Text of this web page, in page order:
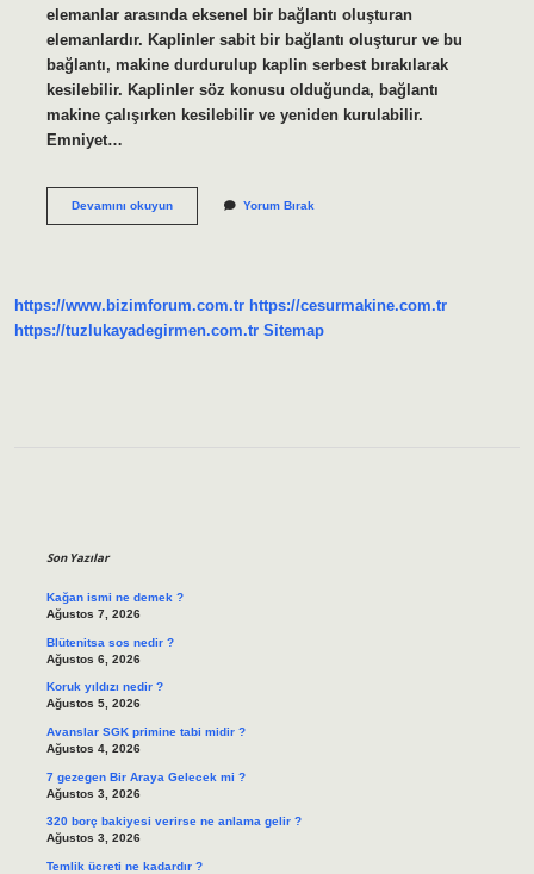
elemanlar arasında eksenel bir bağlantı oluşturan
elemanlardır. Kaplinler sabit bir bağlantı oluşturur ve bu
bağlantı, makine durdurulup kaplin serbest bırakılarak
kesilebilir. Kaplinler söz konusu olduğunda, bağlantı
makine çalışırken kesilebilir ve yeniden kurulabilir.
Emniyet…
Devamını okuyunKavrama
Yorum Bırak
https://www.bizimforum.com.tr https://cesurmakine.com.tr
https://tuzlukayadegirmen.com.tr Sitemap
Son Yazılar
Kağan ismi ne demek ?
Ağustos 7, 2026
Blütenitsa sos nedir ?
Ağustos 6, 2026
Koruk yıldızı nedir ?
Ağustos 5, 2026
Avanslar SGK primine tabi midir ?
Ağustos 4, 2026
7 gezegen Bir Araya Gelecek mi ?
Ağustos 3, 2026
320 borç bakiyesi verirse ne anlama gelir ?
Ağustos 3, 2026
Temlik ücreti ne kadardır ?